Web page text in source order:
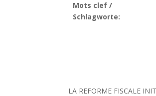
Mots clef /
Schlagworte:
LA REFORME FISCALE